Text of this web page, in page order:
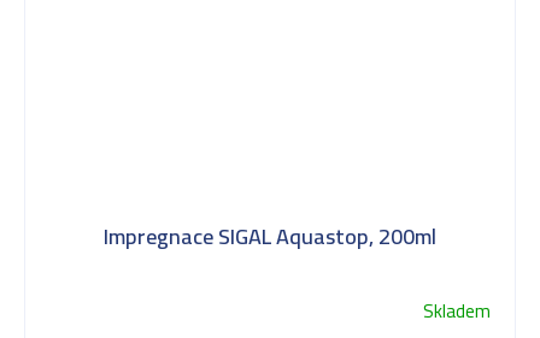
Impregnace SIGAL Aquastop, 200ml
Skladem